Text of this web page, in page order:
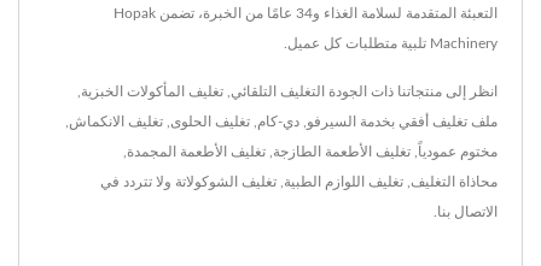
التعبئة المتقدمة لسلامة الغذاء و34 عامًا من الخبرة، تضمن Hopak
Machinery تلبية متطلبات كل عميل.
انظر إلى منتجاتنا ذات الجودة التغليف التلقائي تغليف المأكولات الخبزية
ملف تغليف أفقي بخدمة السيرفو دي-كام تغليف الحلوى تغليف الانكماش
مختوم عمودياً تغليف الأطعمة الطازجة تغليف الأطعمة المجمدة
محاذاة التغليف تغليف اللوازم الطبية تغليف الشوكولاتة ولا تتردد في
الاتصال بنا